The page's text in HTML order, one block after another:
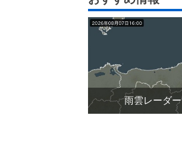
雨雲レーダー